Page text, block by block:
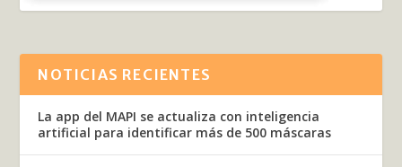
NOTICIAS RECIENTES
La app del MAPI se actualiza con inteligencia
artificial para identificar más de 500 máscaras